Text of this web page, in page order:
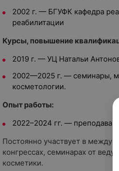
2002 г. — БГУФК кафедра
реабилитации
Курсы, повышение
2019 г. — УЦ Натальи
2002—2025 г. — семинары,
косметологии.
Опыт работы:
2022–2024 гг. —
Постоянно участвует в
конгрессах, семинарах от
косметики.